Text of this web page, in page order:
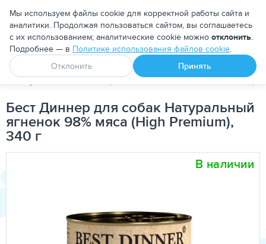
Москва
Апоквел Ветмедин От блох и клещей
PetDog Собакам Корма для собак Повседневные
Бест Диннер для собак Натуральный
ягненок 98% мяса (High Premium),
340 г
В наличии
Мы используем файлы cookie для корректной работы сайта и
аналитики. Продолжая пользоваться сайтом, вы соглашаетесь
с их использованием; аналитические cookie можно отклонить.
Подробнее — в Политике использования файлов cookie.
Отклонить
Принять